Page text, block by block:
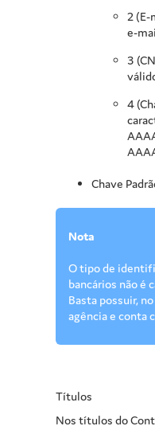
2 (E-
e-
3
4
Chave
Nota
O tipo de
bancários não é
Basta possuir,
agência e conta
Títulos
Nos títulos do